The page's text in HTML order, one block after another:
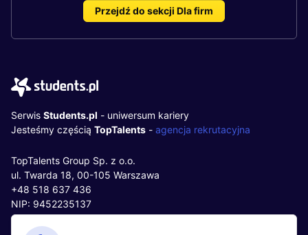
Przejdź do sekcji Dla firm
Serwis Students.pl - uniwersum kariery
Jesteśmy częścią TopTalents - agencja rekrutacyjna
TopTalents Group Sp. z o.o.
ul. Twarda 18, 00-105 Warszawa
+48 518 637 436
NIP: 9452235137